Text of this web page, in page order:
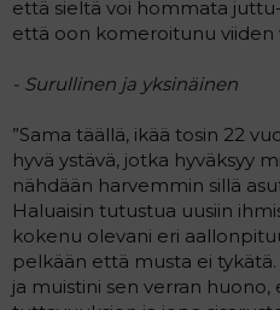
että sieltä voi hommata
että oon komeroitunu viiden
- Surullinen ja yksinäinen
”Sama täällä, ikää tosin 22
hyvä ystävä, jotka hyväksyy
nähdään harvemmin sillä
Haluaisin tutustua uusiin
kokenu olevani eri
pelkään että musta ei
ja muistini sen verran